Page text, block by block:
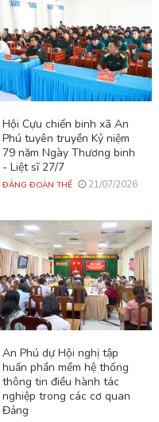
Hội Cựu chiến binh xã An
Phú tuyên truyền Kỷ niệm
79 năm Ngày Thương binh
- Liệt sĩ 27/7
ĐẢNG ĐOÀN THỂ 21/07/2026
An Phú dự Hội nghị tập
huấn phần mềm hệ thống
thông tin điều hành tác
nghiệp trong các cơ quan
Đảng